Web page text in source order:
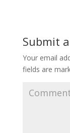
Submit
Your email
fields are